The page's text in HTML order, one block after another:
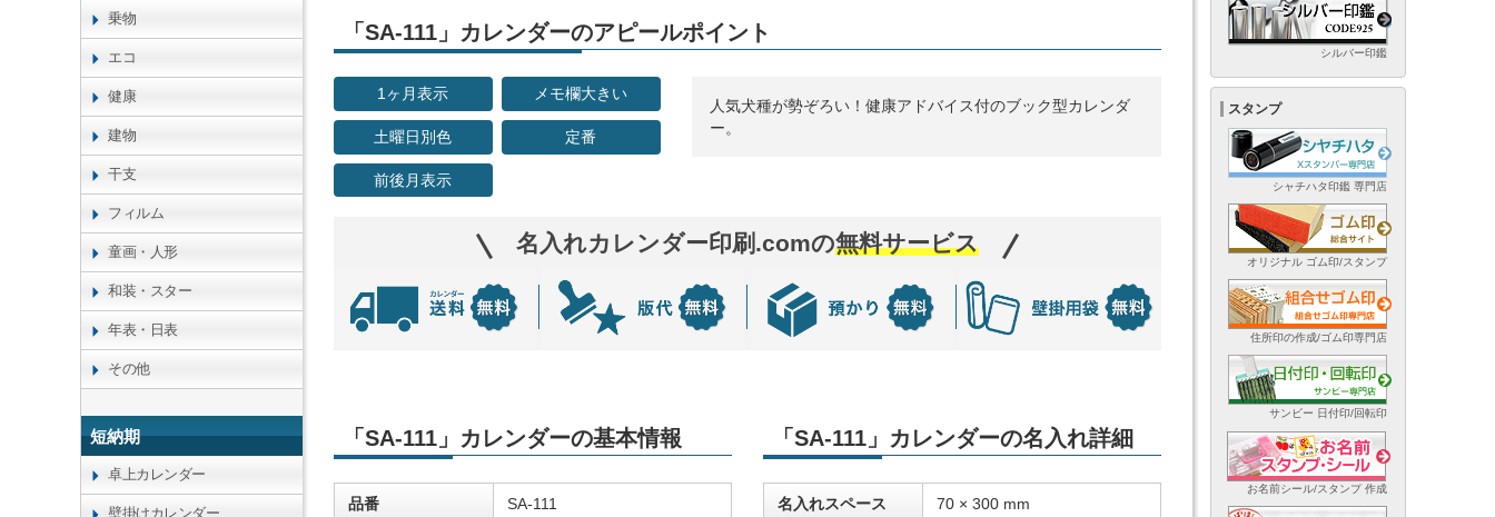
「SA-111」カレンダーのアピールポイント
1ヶ月表示 メモ欄大きい
土曜日別色 定番
前後月表示
人気犬種が勢ぞろい！健康アドバイス付のブック型カレンダ
ー。
名入れカレンダー印刷.comの無料サービス
「SA-111」カレンダーの基本情報
品番 SA-111
「SA-111」カレンダーの名入れ詳細
名入れスペース 70 × 300 mm
乗物
エコ
健康
建物
干支
フィルム
童画・人形
和装・スター
年表・日表
その他
短納期
卓上カレンダー
壁掛けカレンダー
シルバー印鑑
スタンプ
シャチハタ印鑑 専門店
オリジナル ゴム印/スタンプ
住所印の作成/ゴム印専門店
サンビー 日付印/回転印
お名前シール/スタンプ 作成